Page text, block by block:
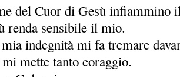
del Cuor di Gesù infiammino
renda sensibile il mio.
indegnità mi fa tremare
mette tanto coraggio.